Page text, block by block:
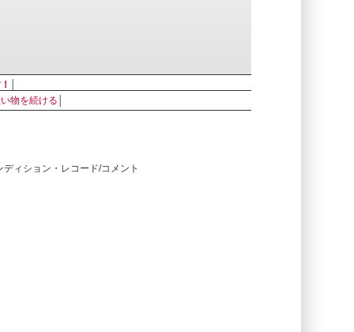
物を続ける
ィション・レコード/コメント